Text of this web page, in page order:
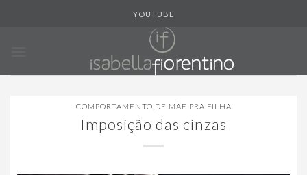
YOUTUBE
COMPORTAMENTO DE MÃE PRA FILHA
Imposição das cinzas